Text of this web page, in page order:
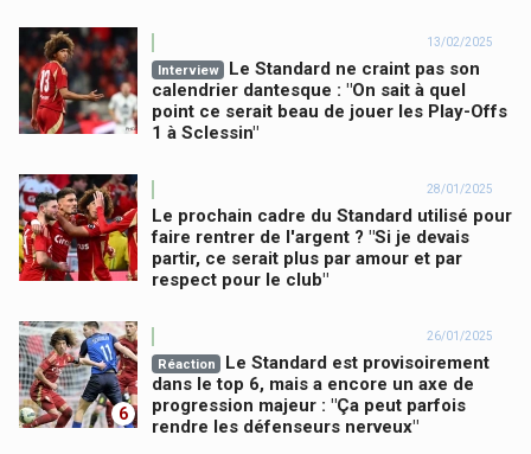
13/02/2025
Interview
Le Standard ne craint pas son
calendrier dantesque : "On sait à quel
point ce serait beau de jouer les Play-Offs
1 à Sclessin"
28/01/2025
Le prochain cadre du Standard utilisé pour
faire rentrer de l'argent ? "Si je devais
partir, ce serait plus par amour et par
respect pour le club"
6
26/01/2025
Réaction
Le Standard est provisoirement
dans le top 6, mais a encore un axe de
progression majeur : "Ça peut parfois
rendre les défenseurs nerveux"